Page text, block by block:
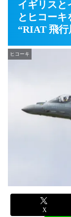
イギリスと
とヒコーキ
“RIAT 飛行
ヒコーキ
X